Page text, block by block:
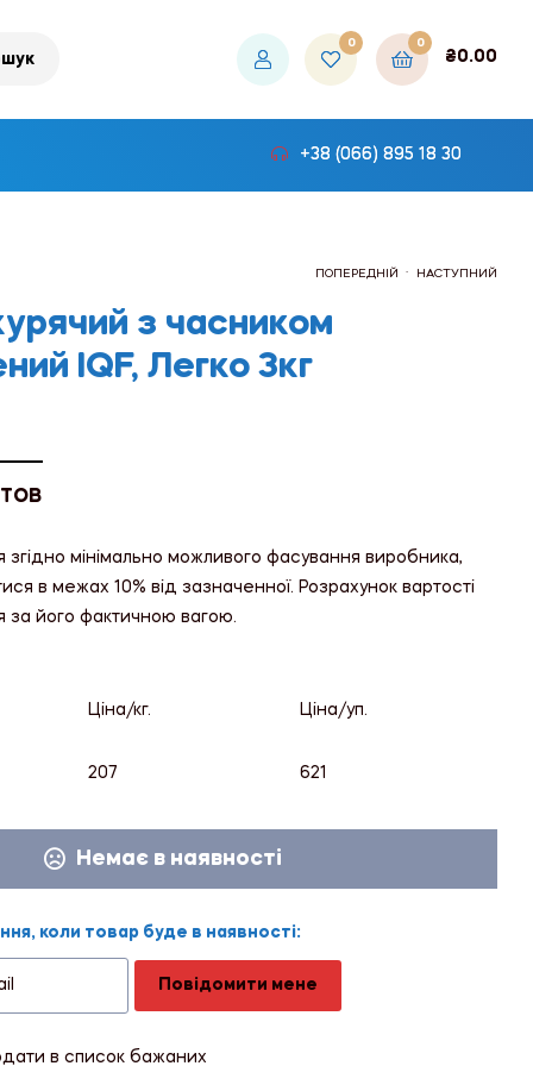
0 0
₴0.00
+38 (066) 895 18 30
ПОПЕРЕДНІЙ НАСТУПНИЙ
з часником
IQF, Легко 3кг
ТОВ
згідно мінімально можливого фасування виробника,
в межах 10% від зазначенної. Розрахунок вартості
за його фактичною вагою.
Ціна/кг. Ціна/уп.
207 621
Немає в наявності
коли товар буде в наявності:
Повідомити мене
в список бажаних